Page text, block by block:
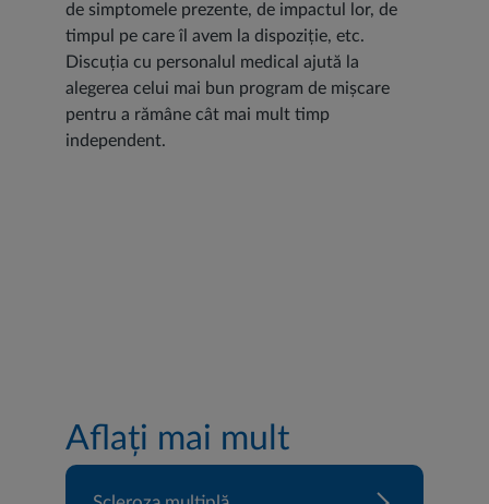
de simptomele prezente, de impactul lor, de
timpul pe care îl avem la dispoziție, etc.
Discuția cu personalul medical ajută la
alegerea celui mai bun program de mișcare
pentru a rămâne cât mai mult timp
independent.
Aflați mai mult